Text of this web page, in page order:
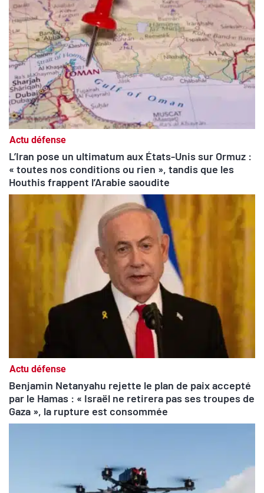
Actu défense
L’Iran pose un ultimatum aux États-Unis sur Ormuz :
« toutes nos conditions ou rien », tandis que les
Houthis frappent l’Arabie saoudite
Actu défense
Benjamin Netanyahu rejette le plan de paix accepté
par le Hamas : « Israël ne retirera pas ses troupes de
Gaza », la rupture est consommée